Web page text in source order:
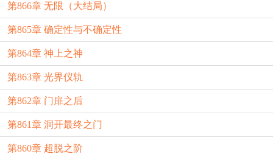
第866章 无限（大结局）
第865章 确定性与不确定性
第864章 神上之神
第863章 光界仪轨
第862章 门扉之后
第861章 洞开最终之门
第860章 超脱之阶